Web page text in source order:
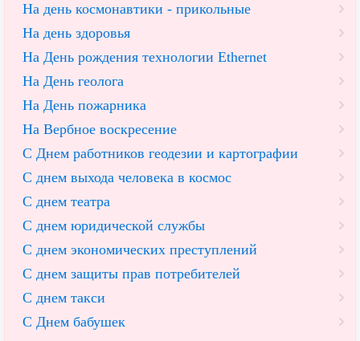
На день космонавтики - прикольные
На день здоровья
На День рождения технологии Ethernet
На День геолога
На День пожарника
На Вербное воскресение
С Днем работников геодезии и картографии
С днем выхода человека в космос
С днем театра
С днем юридической службы
С днем экономических преступлений
С днем защиты прав потребителей
С днем такси
С Днем бабушек